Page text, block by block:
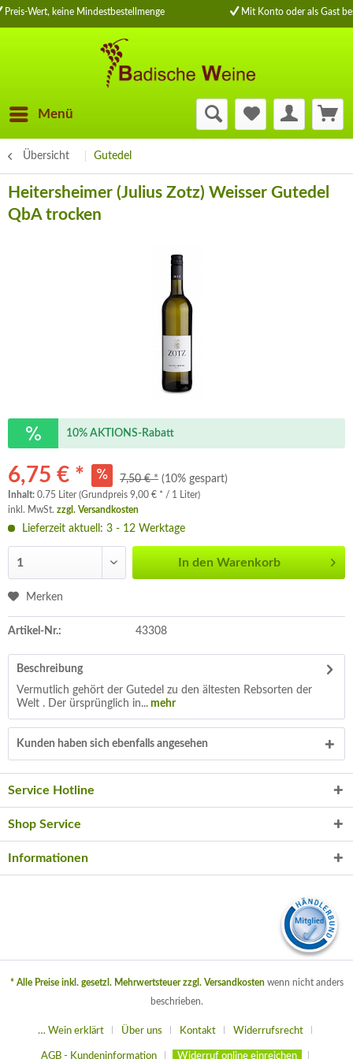
Preis-Wert, keine Mindestbestellmenge Mit Konto oder als Gast
Menü
Übersicht Gutedel
Heitersheimer (Julius Zotz) Weisser Gutedel
QbA trocken
10% AKTIONS-Rabatt
6,75 € * 7,50 € * (10% gespart)
Inhalt: 0.75 Liter (Grundpreis 9,00 € * / 1 Liter)
inkl. MwSt. zzgl. Versandkosten
Lieferzeit aktuell: 3 - 12 Werktage
In den Warenkorb
Merken
Artikel-Nr.: 43308
Beschreibung
Vermutlich gehört der Gutedel zu den ältesten Rebsorten der
Welt . Der ürsprünglich in... mehr
Kunden haben sich ebenfalls angesehen
Service Hotline
Shop Service
Informationen
* Alle Preise inkl. gesetzl. Mehrwertsteuer zzgl. Versandkostenwenn nicht anders
beschrieben.
… Wein erklärt Über uns Kontakt Widerrufsrecht
AGB - Kundeninformation Widerruf online einreichen